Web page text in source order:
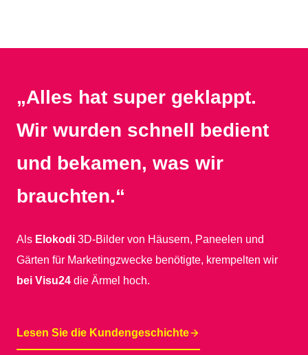
„Alles hat super geklappt.
Wir wurden schnell bedient
und bekamen, was wir
brauchten.“
Als Elokodi 3D-Bilder von Häusern, Paneelen und
Gärten für Marketingzwecke benötigte, krempelten wir
bei Visu24 die Ärmel hoch.
Lesen Sie die Kundengeschichte